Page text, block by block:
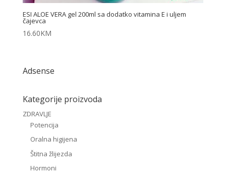
ESI ALOE VERA gel 200ml sa dodatko vitamina E i uljem
čajevca
16.60KM
Adsense
Kategorije proizvoda
ZDRAVLJE
Potencija
Oralna higijena
Štitna žlijezda
Hormoni